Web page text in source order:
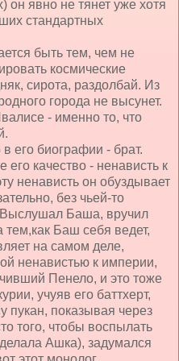
он явно не тянет уже хотя
стандартных
быть тем, чем не
космические
сирота, раздолбай. Из
города не высунет.
- именно то, что
его биографии - брат.
качество - ненависть к
ненависть он обуздывает
без чьей-то
Баша, вручил
Баш себя ведет,
на самом деле,
ненавистью к империи,
Пенело, и это тоже
учуяв его баттхерт,
пукан, показывая через
того, чтобы воспылать
Ашка), задумался